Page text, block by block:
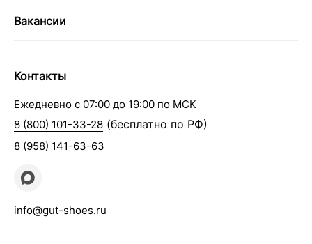
Вакансии
Контакты
Ежедневно с 07:00 до 19:00 по МСК
8 (800) 101-33-28 (бесплатно по РФ)
8 (958) 141-63-63
info@gut-shoes.ru